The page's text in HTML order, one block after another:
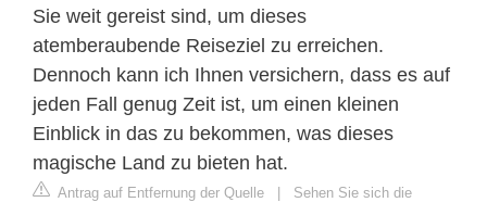
Sie weit gereist sind, um dieses
atemberaubende Reiseziel zu erreichen.
Dennoch kann ich Ihnen versichern, dass es auf
jeden Fall genug Zeit ist, um einen kleinen
Einblick in das zu bekommen, was dieses
magische Land zu bieten hat.
Antrag auf Entfernung der Quelle | Sehen Sie sich die